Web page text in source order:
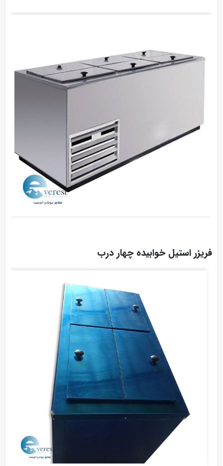
فریزر استیل خوابیده چهار درب